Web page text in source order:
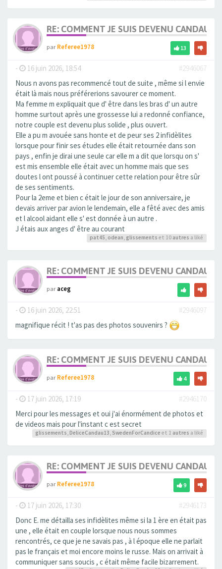
RE: COMMENT JE SUIS DEVENU
parReferee1978 13
- 16 juin 2026, 18:54
#2946067
Nous n avons pas recommencé tout de suite , même si l envie
était là mais nous préférerions savourer ce moment.
Ma femme m expliquait que d' être dans les bras d' un autre
homme surtout après une grossesse lui a redonné confiance,
notre couple est devenu plus solide , plus ouvert.
Elle a pu m avouée sans honte et de peur ses 2 infidèlites
lorsque pour finir ses études elle était retournée dans son
pays , enfin je dirai une seule car elle m a dit que lorsqu on s'
est mis ensemble elle était avec un homme mais que ses
doutes l ont poussé à continuer cette relation pour être sûr
de ses sentiments.
Pour la 2eme et bien c était le jour de son anniversaire, je
devais arriver par avion le lendemain, elle a fêté avec des amis
et l alcool aidant elle s' est donnée à un autre .
J étais aux anges d' être au courant
pat45, odean, glissements et 10 autres a liké
RE: COMMENT JE SUIS DEVENU
paraceg
- 16 juin 2026, 22:51
#2946097
magnifique récit ! t'as pas des photos souvenirs ?
RE: COMMENT JE SUIS DEVENU
parReferee1978 4
- 17 juin 2026, 17:19
#2946170
Merci pour les messages et oui j'ai énormément de photos et
de videos mais pour l'instant c est secret
glissements, DeliceCandau13, SwedenForCandice et 1 autres a liké
RE: COMMENT JE SUIS DEVENU
parReferee1978 9
- 17 juin 2026, 17:30
#2946173
Donc E. me détailla ses infidèlites même si la 1 ère en était pas
une , elle était en couple lorsque nous nous sommes
rencontrés, ce que je ne savais pas , à l époque elle ne parlait
pas le français et moi encore moins le russe. Mais on arrivait à
communiquer sans soucis , c était même facile bizarrement.